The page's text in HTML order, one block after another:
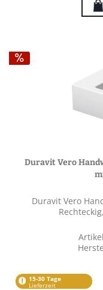
Duravit Vero
Duravit Vero
15-30 Tage
Lieferzeit